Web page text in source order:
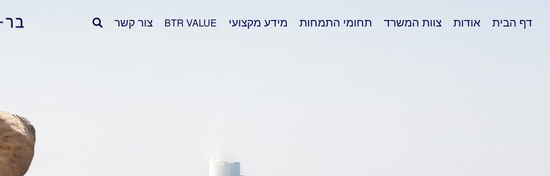
דף הבית אודות צוות המשרד תחומי התמחות מידע מקצועי BTR VALUE צור קשר